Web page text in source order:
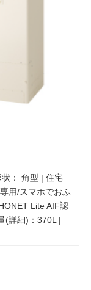
： 角型 | 住宅
用/スマホでおふ
Lite AIF認
(詳細)：370L |